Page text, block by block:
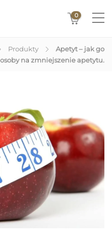
0
Produkty
Apetyt – jak go
na zmniejszenie apetytu.